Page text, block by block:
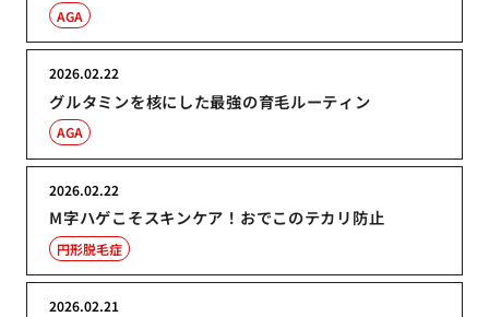
AGA
グルタミンを核にした最強の育毛ルーティン
2026.02.22
AGA
M字ハゲこそスキンケア！おでこのテカリ防止
2026.02.22
円形脱毛症
2026.02.21